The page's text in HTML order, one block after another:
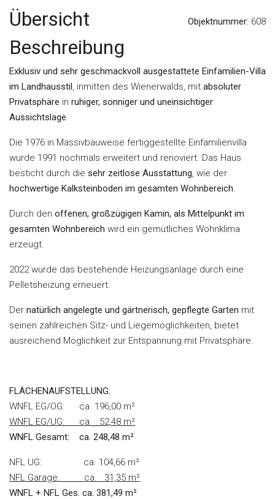
Übersicht Objektnummer: 608
Beschreibung
Exklusiv und sehr geschmackvoll ausgestattete Einfamilien-Villa
im Landhausstil, inmitten des Wienerwalds, mit absoluter
Privatsphäre in ruhiger, sonniger und uneinsichtiger
Aussichtslage.
Die 1976 in Massivbauweise fertiggestellte Einfamilienvilla
wurde 1991 nochmals erweitert und renoviert. Das Haus
besticht durch die sehr zeitlose Ausstattung, wie der
hochwertige Kalksteinboden im gesamten Wohnbereich.
Durch den offenen, großzügigen Kamin, als Mittelpunkt im
gesamten Wohnbereich wird ein gemütliches Wohnklima
erzeugt.
2022 wurde das bestehende Heizungsanlage durch eine
Pelletsheizung erneuert.
Der natürlich angelegte und gärtnerisch, gepflegte Garten mit
seinen zahlreichen Sitz- und Liegemöglichkeiten, bietet
ausreichend Möglichkeit zur Entspannung mit Privatsphäre.
FLÄCHENAUFSTELLUNG:
WNFL EG/OG: ca. 196,00 m²
WNFL EG/UG: ca. 52,48 m²
WNFL Gesamt: ca. 248,48 m²
NFL UG: ca. 104,66 m²
NFL Garage: ca. 31,35 m²
WNFL + NFL Ges. ca. 381,49 m²